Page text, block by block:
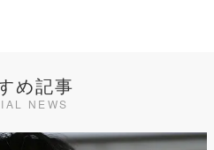
め記事
NEWS